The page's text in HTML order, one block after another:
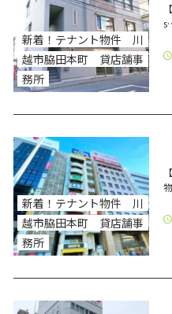
新着！テナント物件 川
越市脇田本町 貸店舗事
務所
新着！テナント物件 川
越市脇田本町 貸店舗事
務所